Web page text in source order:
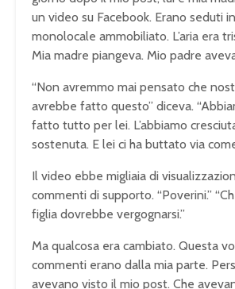
un video su Facebook. Erano seduti
monolocale ammobiliato. L’aria era
Mia madre piangeva. Mio padre
“Non avremmo mai pensato che
avrebbe fatto questo” diceva.
fatto tutto per lei. L’abbiamo
sostenuta. E lei ci ha buttato via
Il video ebbe migliaia di
commenti di supporto. “Poverini.”
figlia dovrebbe vergognarsi.”
Ma qualcosa era cambiato. Questa
commenti erano dalla mia parte.
avevano visto il mio post. Che